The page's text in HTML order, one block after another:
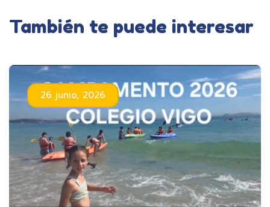
También te puede interesar
26 junio, 2026